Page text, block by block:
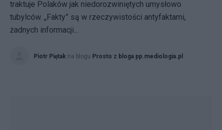
traktuje Polaków jak niedorozwiniętych umysłowo
tubylców. „Fakty” są w rzeczywistości antyfaktami,
żadnych informacji...
Piotr Piętak na blogu Prosto z bloga pp.mediologia.pl